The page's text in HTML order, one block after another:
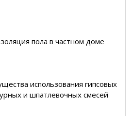
пола в частном доме
использования гипсовых
и шпатлевочных смесей